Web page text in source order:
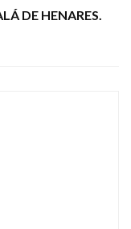
DE HENARES.